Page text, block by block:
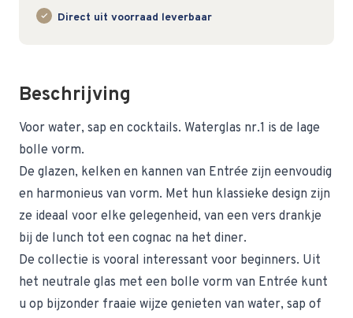
Direct uit voorraad leverbaar
Beschrijving
Voor water, sap en cocktails. Waterglas nr.1 is de lage
bolle vorm.
De glazen, kelken en kannen van Entrée zijn eenvoudig
en harmonieus van vorm. Met hun klassieke design zijn
ze ideaal voor elke gelegenheid, van een vers drankje
bij de lunch tot een cognac na het diner.
De collectie is vooral interessant voor beginners. Uit
het neutrale glas met een bolle vorm van Entrée kunt
u op bijzonder fraaie wijze genieten van water, sap of